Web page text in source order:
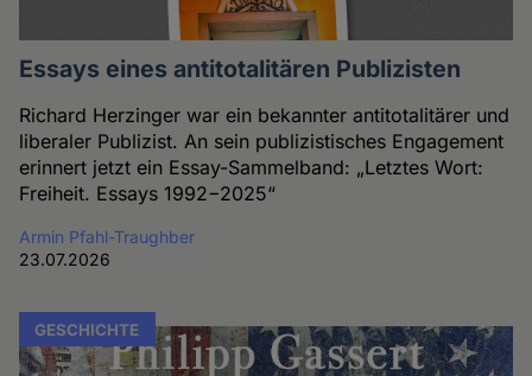
Essays eines antitotalitären Publizisten
Richard Herzinger war ein bekannter antitotalitärer und
liberaler Publizist. An sein publizistisches Engagement
erinnert jetzt ein Essay-Sammelband: „Letztes Wort:
Freiheit. Essays 1992−2025“
Armin Pfahl-Traughber
23.07.2026
GESCHICHTE